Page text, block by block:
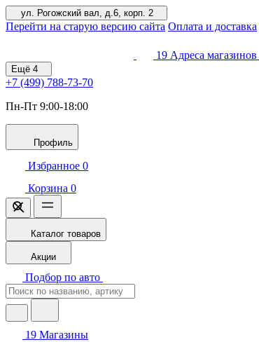
ул. Рогожский вал, д.6, корп. 2
Перейти на старую версию сайта Оплата и доставка
19 Адреса магазинов
Ещё 4
+7 (499) 788-73-70
Пн-Пт 9:00-18:00
Профиль
Избранное 0
Корзина 0
Каталог товаров
Акции
Подбор по авто
19 Магазины